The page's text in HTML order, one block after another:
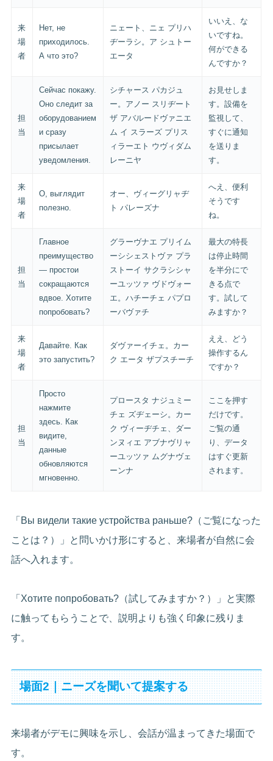
来
場
者
Нет, не
приходилось.
А что это?
ニェート、ニェ プリハ
ヂーラシ。ア シュトー
エータ
いいえ、な
いですね。
何ができる
んですか？
担
当
Сейчас покажу.
Оно следит за
оборудованием
и сразу
присылает
уведомления.
シチャース パカジュ
ー。アノー スリヂート
ザ アバルードヴァニエ
ム イ スラーズ プリス
ィラーエト ウヴィダム
レーニヤ
お見せしま
す。設備を
監視して、
すぐに通知
を送りま
す。
来
場
者
О, выглядит
полезно.
オー、ヴィーグリャヂ
ト パレーズナ
へえ、便利
そうです
ね。
担
当
Главное
преимущество
— простои
сокращаются
вдвое. Хотите
попробовать?
グラーヴナエ プリイム
ーシシェストヴァ プラ
ストーイ サクラシシャ
ーユッツァ ヴドヴォー
エ。ハチーチェ パプロ
ーバヴァチ
最大の特長
は停止時間
を半分にで
きる点で
す。試して
みますか？
来
場
者
Давайте. Как
это запустить?
ダヴァーイチェ。カー
ク エータ ザプスチーチ
ええ、どう
操作するん
ですか？
担
当
Просто
нажмите
здесь. Как
видите,
данные
обновляются
мгновенно.
プロースタ ナジュミー
チェ ズヂェーシ。カー
ク ヴィーヂチェ、ダー
ンヌィエ アブナヴリャ
ーユッツァ ムグナヴェ
ーンナ
ここを押す
だけです。
ご覧の通
り、データ
はすぐ更新
されます。
「Вы видели такие устройства раньше?（ご覧になった
ことは？）」と問いかけ形にすると、来場者が自然に会
話へ入れます。
「Хотите попробовать?（試してみますか？）」と実際
に触ってもらうことで、説明よりも強く印象に残りま
す。
場面2｜ニーズを聞いて提案する
来場者がデモに興味を示し、会話が温まってきた場面で
す。